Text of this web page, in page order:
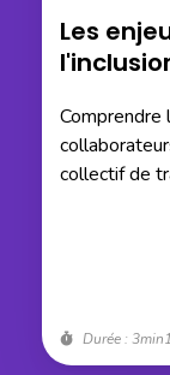
Les
Comprendre
collectif de
Durée :